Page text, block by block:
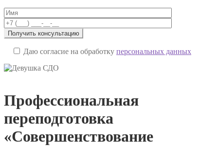
Даю согласие на обработку персональных данных
Профессиональная
переподготовка
«Совершенствование